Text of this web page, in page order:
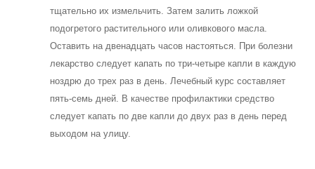
тщательно их измельчить. Затем залить ложкой
подогретого растительного или оливкового масла.
Оставить на двенадцать часов настояться. При болезни
лекарство следует капать по три-четыре капли в каждую
ноздрю до трех раз в день. Лечебный курс составляет
пять-семь дней. В качестве профилактики средство
следует капать по две капли до двух раз в день перед
выходом на улицу.